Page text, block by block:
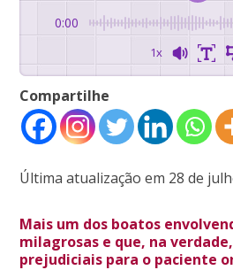
0:00
1x
Compartilhe
Última atualização em 28 de
Mais um dos boatos
milagrosas e que, na
prejudiciais para o paciente